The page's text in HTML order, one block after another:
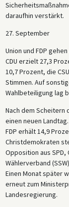
daraufhin verstärkt.
27. September
Union und FDP
CDU erzielt 27,3
10,7 Prozent, die
Stimmen. Auf
Wahlbeteiligung lag
Nach dem Scheitern
einen neuen
FDP erhält 14,9
Christdemokraten
Opposition aus SPD,
Wählerverband
Einen Monat später
erneut zum
Landesregierung.